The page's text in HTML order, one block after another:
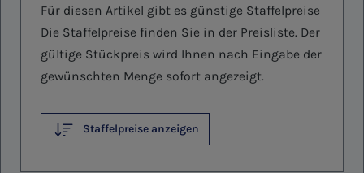
Für diesen Artikel gibt es günstige Staffelpreise
Die Staffelpreise finden Sie in der Preisliste. Der
gültige Stückpreis wird Ihnen nach Eingabe der
gewünschten Menge sofort angezeigt.
Staffelpreise anzeigen